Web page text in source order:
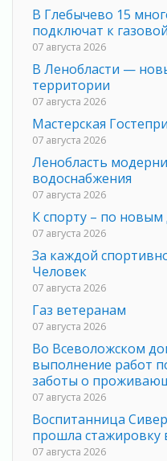
В Глебычево 15
подключат к
07 августа 2026
В Ленобласти —
территории
07 августа 2026
Мастерская
07 августа 2026
Ленобласть
водоснабжения
07 августа 2026
К спорту – по новым
07 августа 2026
За каждой
Человек
07 августа 2026
Газ ветеранам
07 августа 2026
Во Всеволожском
выполнение работ
заботы о
07 августа 2026
Воспитанница
прошла стажировку
07 августа 2026